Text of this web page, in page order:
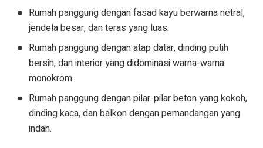
Rumah panggung dengan fasad kayu berwarna netral,
jendela besar, dan teras yang luas.
Rumah panggung dengan atap datar, dinding putih
bersih, dan interior yang didominasi warna-warna
monokrom.
Rumah panggung dengan pilar-pilar beton yang kokoh,
dinding kaca, dan balkon dengan pemandangan yang
indah.